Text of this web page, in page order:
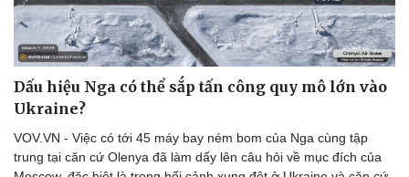
Dấu hiệu Nga có thể sắp tấn công quy mô lớn vào
Ukraine?
VOV.VN - Việc có tới 45 máy bay ném bom của Nga cùng tập
trung tại căn cứ Olenya đã làm dấy lên câu hỏi về mục đích của